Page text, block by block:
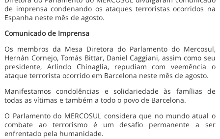
de imprensa condenando os ataques terroristas ocorridos na
Espanha neste mês de agosto.
Comunicado de Imprensa
Os membros da Mesa Diretora do Parlamento do Mercosul,
Hernán Cornejo, Tomás Bittar, Daniel Caggiani, assim como seu
presidente, Arlindo Chinaglia, repudiam com veemência o
ataque terrorista ocorrido em Barcelona neste mês de agosto.
Manifestamos condolências e solidariedade às famílias de
todas as vítimas e também a todo o povo de Barcelona.
O Parlamento do MERCOSUL considera que no mundo atual o
combate ao terrorismo é um desafio permanente a ser
enfrentado pela humanidade.